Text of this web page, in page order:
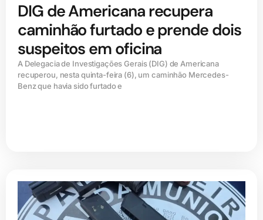
DIG de Americana recupera
caminhão furtado e prende dois
suspeitos em oficina
A Delegacia de Investigações Gerais (DIG) de Americana
recuperou, nesta quinta-feira (6), um caminhão Mercedes-
Benz que havia sido furtado e